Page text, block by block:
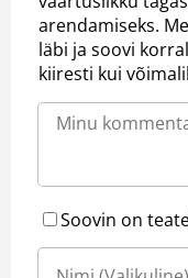
arendamiseks.
läbi ja soovi
kiiresti kui
Soovin on